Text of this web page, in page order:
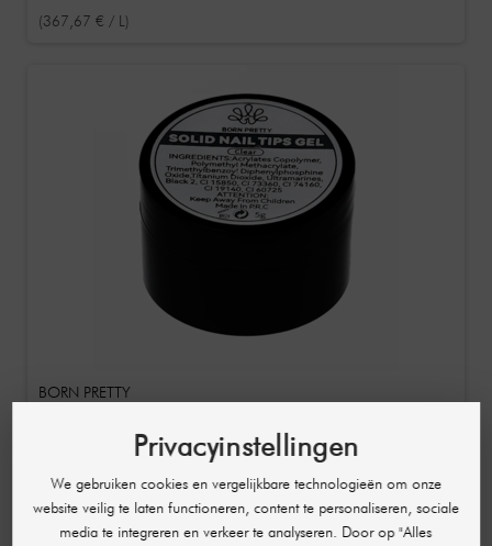
(367,67 € / L)
BORN PRETTY
Gel Transparant 5 g
€ 4,52
(904,00 € / Kg)
Privacyinstellingen
We gebruiken cookies en vergelijkbare technologieën om onze
website veilig te laten functioneren, content te personaliseren, sociale
media te integreren en verkeer te analyseren. Door op "Alles